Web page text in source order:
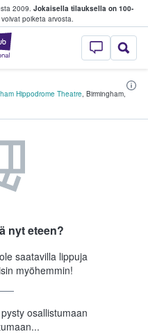
2009. Jokaisella tilauksella on 100-
poiketa arvosta.
StubHub -
lippuja
Hippodrome Theatre, Birmingham,
nyt eteen?
saatavilla lippuja
myöhemmin!
osallistumaan